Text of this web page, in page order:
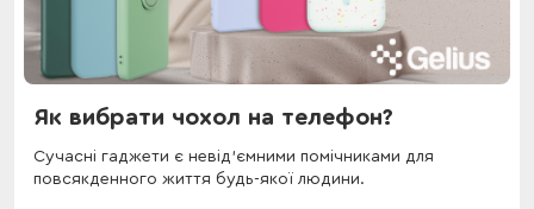
Як вибрати чохол на телефон?
Сучасні гаджети є невід'ємними помічниками для
повсякденного життя будь-якої людини.